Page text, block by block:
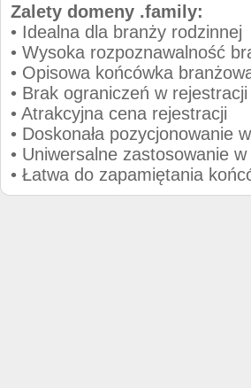
Zalety domeny .family:
• Idealna dla branży rodzinnej
• Wysoka rozpoznawalność
• Opisowa końcówka
• Brak ograniczeń w rejestracji
• Atrakcyjna cena rejestracji
• Doskonała pozycjonowanie
• Uniwersalne zastosowanie w
• Łatwa do zapamiętania